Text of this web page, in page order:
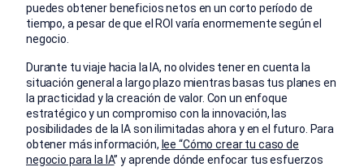
puedes obtener beneficios netos en un corto período de
tiempo, a pesar de que el ROI varía enormemente según el
negocio.
Durante tu viaje hacia la IA, no olvides tener en cuenta la
situación general a largo plazo mientras basas tus planes en
la practicidad y la creación de valor. Con un enfoque
estratégico y un compromiso con la innovación, las
posibilidades de la IA son ilimitadas ahora y en el futuro. Para
obtener más información, lee “Cómo crear tu caso de
negocio para la IA” y aprende dónde enfocar tus esfuerzos